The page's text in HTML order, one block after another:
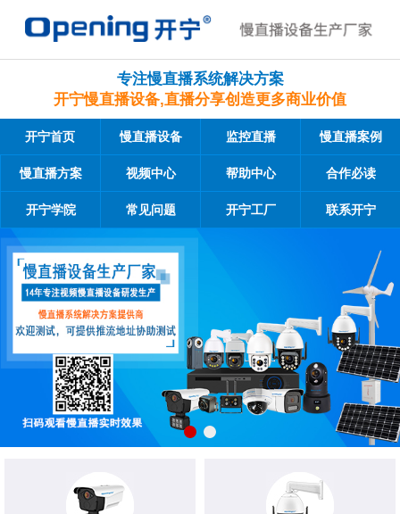
专注慢直播系统解决方案
开宁慢直播设备,直播分享创造更多商业价值
开宁首页 慢直播设备 监控直播 慢直播案例
慢直播方案 视频中心 帮助中心 合作必读
开宁学院 常见问题 开宁工厂 联系开宁